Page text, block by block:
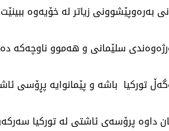
به‌ره‌وپێشوونی‌ زیاتر له‌ خۆیه‌وه‌
سلێمانی و هەموو ناوچەکە
توركیا باشه‌ و پێمانوایه‌ پڕۆسی‌
داوه‌ پرۆسه‌ی‌ ئاشتی‌ له‌ توركیا